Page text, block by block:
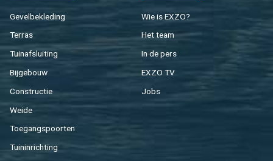
Ge­vel­be­kle­ding
Ter­ras
Tuin­af­slui­ting
Bij­ge­bouw
Con­struc­tie
Weide
Toe­gangs­poor­ten
Tuin­in­rich­ting
Wie is EXZO?
Het team
In de pers
EXZO TV
Jobs